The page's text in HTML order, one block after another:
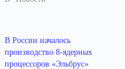
В России началось
производство 8-ядерных
процессоров «Эльбрус»